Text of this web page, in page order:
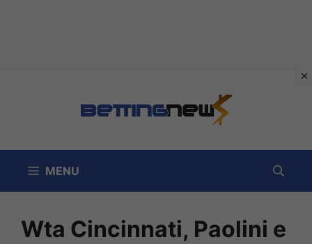
MENU
Wta Cincinnati, Paolini e